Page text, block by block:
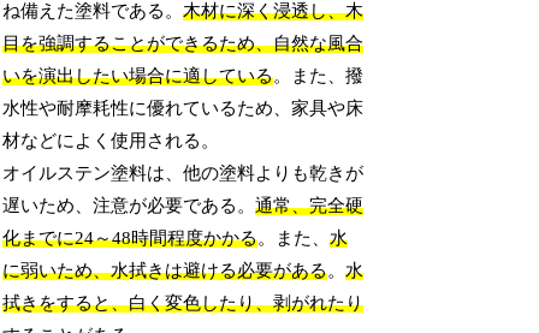
ね備えた塗料である。木材に深く浸透し、木
目を強調することができるため、自然な風合
いを演出したい場合に適している。また、撥
水性や耐摩耗性に優れているため、家具や床
材などによく使用される。
オイルステン塗料は、他の塗料よりも乾きが
遅いため、注意が必要である。通常、完全硬
化までに24～48時間程度かかる。また、水
に弱いため、水拭きは避ける必要がある。水
拭きをすると、白く変色したり、剥がれたり